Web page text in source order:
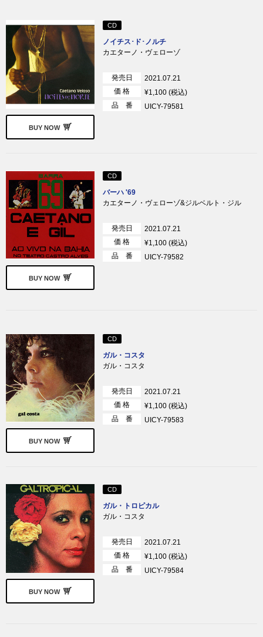
BUY NOW
CD
ノイチス･ド･ノルチ
カエターノ・ヴェローゾ
発売日
2021.07.21
価 格
¥1,100 (税込)
品 番
UICY-79581
BUY NOW
CD
バーハ '69
カエターノ・ヴェローゾ&ジルベルト・ジル
発売日
2021.07.21
価 格
¥1,100 (税込)
品 番
UICY-79582
BUY NOW
CD
ガル・コスタ
ガル・コスタ
発売日
2021.07.21
価 格
¥1,100 (税込)
品 番
UICY-79583
BUY NOW
CD
ガル・トロピカル
ガル・コスタ
発売日
2021.07.21
価 格
¥1,100 (税込)
品 番
UICY-79584